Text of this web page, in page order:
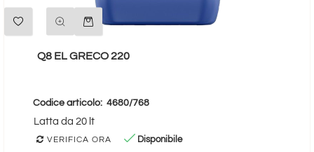
Q8 EL GRECO 220
Codice articolo: 4680/768
Latta da 20 lt
VERIFICA ORA Disponibile